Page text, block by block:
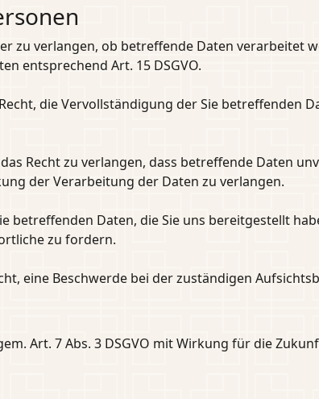
zu verlangen, ob betreffende Daten verarbeitet
entsprechend Art. 15 DSGVO.
die Vervollständigung der Sie betreffenden
Recht zu verlangen, dass betreffende Daten
der Verarbeitung der Daten zu verlangen.
betreffenden Daten, die Sie uns bereitgestellt
zu fordern.
eine Beschwerde bei der zuständigen
Art. 7 Abs. 3 DSGVO mit Wirkung für die